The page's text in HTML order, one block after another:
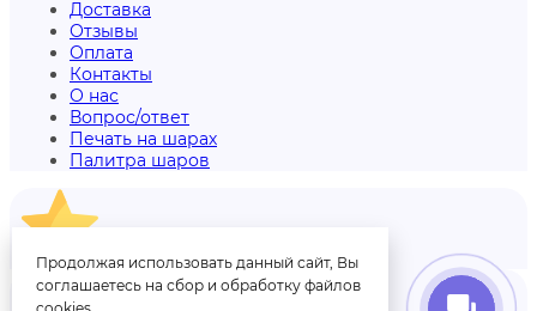
Доставка
Отзывы
Оплата
Контакты
О нас
Вопрос/ответ
Печать на шарах
Палитра шаров
Отзывы
Продолжая использовать данный сайт, Вы
соглашаетесь на сбор и обработку файлов